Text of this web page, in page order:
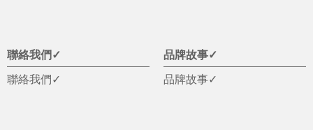
聯絡我們✓
聯絡我們✓
品牌故事✓
品牌故事✓